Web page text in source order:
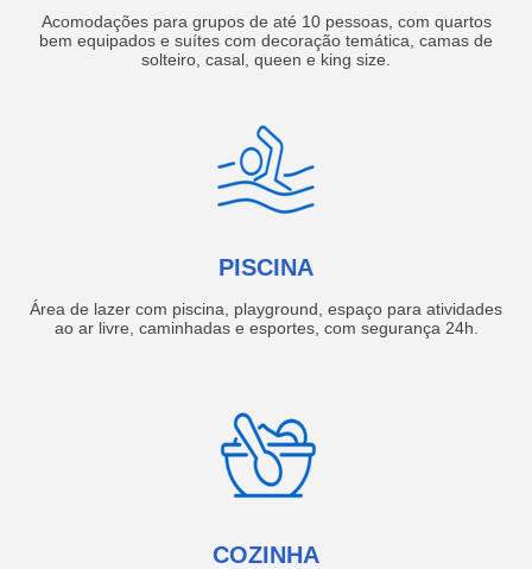
Acomodações para grupos de até 10 pessoas, com quartos
bem equipados e suítes com decoração temática, camas de
solteiro, casal, queen e king size.
PISCINA
Área de lazer com piscina, playground, espaço para atividades
ao ar livre, caminhadas e esportes, com segurança 24h.
COZINHA